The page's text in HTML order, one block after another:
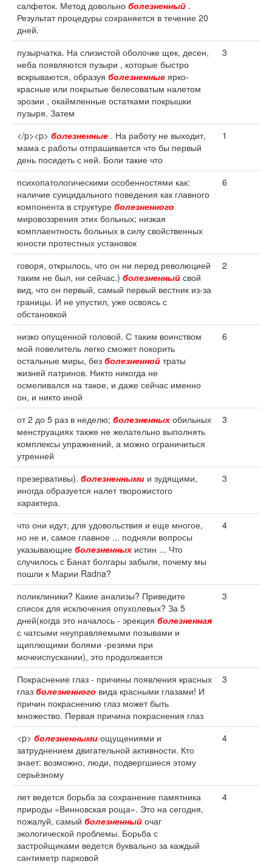
салфеток. Метод довольно болезненный .
Результат процедуры сохраняется в течение 20
дней.
пузырчатка. На слизистой оболочке щек, десен,
неба появляются пузыри , которые быстро
вскрываются, образуя болезненные ярко-
красные или покрытые белесоватым налетом
эрозии , окаймленные остатками покрышки
пузыря. Затем
3
</p><p> болезненные . На работу не выходит,
мама с работы отпрашивается что бы первый
день посидеть с ней. Боли такие что
1
психопатологическими особенностями как:
наличие суицидального поведения как главного
компонента в структуре болезненного
мировоззрения этих больных; низкая
комплаентность больных в силу свойственных
юности протестных установок
6
говоря, открылось, что он ни перед революцией
таким не был, ни сейчас.) болезненный свой
вид, что он первый, самый первый вестник из-за
границы. И не упустил, уже освоясь с
обстановкой
2
низко опущенной головой. С таким воинством
мой повелитель легко сможет покорить
остальные миры, без болезненной траты
жизней патринов. Никто никогда не
осмеливался на такое, и даже сейчас именно
он, и никто иной
6
от 2 до 5 раз в неделю; болезненных обильных
менструациях также не желательно выполнять
комплексы упражнений, а можно ограничиться
утренней
3
презервативы). болезненными и зудящими,
иногда образуется налет творожистого
характера.
3
что они идут, для удовольствия и еще многое,
но не и, самое главное ... подняли вопросы
указывающие болезненных истин ... Что
случилось с Банат болгары забыли, почему мы
пошли к Марии Radna?
4
поликлиники? Какие анализы? Приведите
список для исключения опухолевых? За 5
дней(когда это началось - эрекция болезненная
с чатсыми неуправляемыми позывами и
щиплющими болями -резями при
мочеиспускании), это продолжается
3
Покраснение глаз - причины появления красных
глаз болезненного вида красными глазами! И
причин покраснению глаз может быть
множество. Первая причина покраснения глаз
3
<p> болезненными ощущениями и
затруднением двигательной активности. Кто
знает: возможно, люди, подвергшиеся этому
серьёзному
4
лет ведется борьба за сохранение памятника
природы «Винновская роща». Это на сегодня,
пожалуй, самый болезненный очаг
экологической проблемы. Борьба с
застройщиками ведется буквально за каждый
сантиметр парковой
4